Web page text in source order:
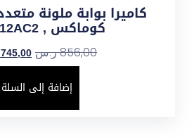
كوماكس , DRC-12AC2
856,00ر.س 745,00
إضافة إلى السلة